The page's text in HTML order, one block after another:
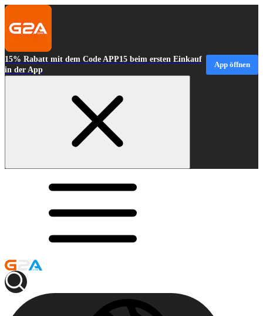
15% Rabatt mit dem Code APP15 beim ersten Einkauf
in der App
App öffnen